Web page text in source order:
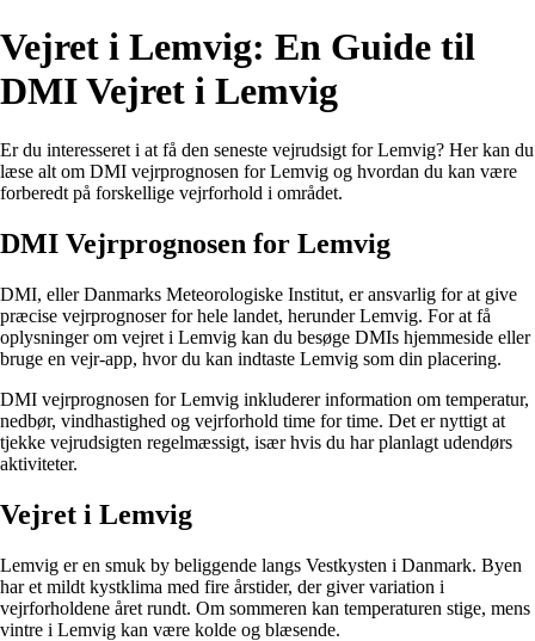
Vejret i Lemvig: En Guide til
DMI Vejret i Lemvig
Er du interesseret i at få den seneste vejrudsigt for Lemvig? Her kan du
læse alt om DMI vejrprognosen for Lemvig og hvordan du kan være
forberedt på forskellige vejrforhold i området.
DMI Vejrprognosen for Lemvig
DMI, eller Danmarks Meteorologiske Institut, er ansvarlig for at give
præcise vejrprognoser for hele landet, herunder Lemvig. For at få
oplysninger om vejret i Lemvig kan du besøge DMIs hjemmeside eller
bruge en vejr-app, hvor du kan indtaste Lemvig som din placering.
DMI vejrprognosen for Lemvig inkluderer information om temperatur,
nedbør, vindhastighed og vejrforhold time for time. Det er nyttigt at
tjekke vejrudsigten regelmæssigt, især hvis du har planlagt udendørs
aktiviteter.
Vejret i Lemvig
Lemvig er en smuk by beliggende langs Vestkysten i Danmark. Byen
har et mildt kystklima med fire årstider, der giver variation i
vejrforholdene året rundt. Om sommeren kan temperaturen stige, mens
vintre i Lemvig kan være kolde og blæsende.